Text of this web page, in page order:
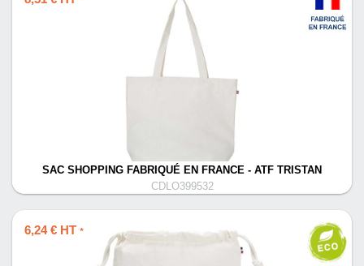
SAC SHOPPING FABRIQUÉ EN FRANCE - ATF TRISTAN
CDLO399532
6,24 € HT *